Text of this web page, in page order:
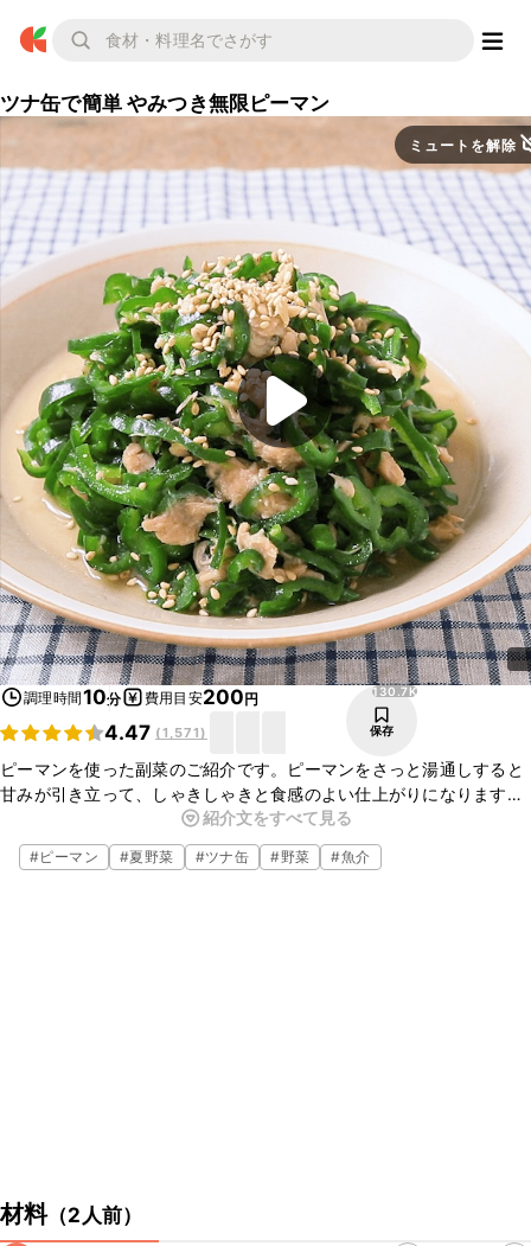
ツナ缶で簡単 やみつき無限ピーマン
ミュートを解除
調理時間10分 費用目安200円
4.47 (1,571)
130.7K
保存
ピーマンを使った副菜のご紹介です。ピーマンをさっと湯通しすると
甘みが引き立って、しゃきしゃきと食感のよい仕上がりになります。
ツナを合わせれば、シンプルな味つけでお箸が止まらない、やみつき
になる一品になりますよ。ぜひ作ってみてくださいね。
紹介文をすべて見る
#ピーマン #夏野菜 #ツナ缶 #野菜 #魚介
材料（2人前）